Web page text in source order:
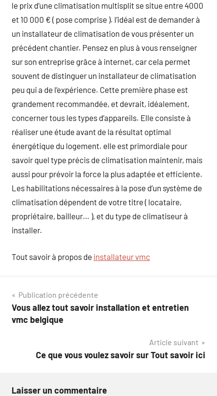
le prix d’une climatisation multisplit se situe entre 4000
et 10 000 € ( pose comprise ). l’idéal est de demander à
un installateur de climatisation de vous présenter un
précédent chantier. Pensez en plus à vous renseigner
sur son entreprise grâce à internet, car cela permet
souvent de distinguer un installateur de climatisation
peu qui a de l’expérience. Cette première phase est
grandement recommandée, et devrait, idéalement,
concerner tous les types d’appareils. Elle consiste à
réaliser une étude avant de la résultat optimal
énergétique du logement. elle est primordiale pour
savoir quel type précis de climatisation maintenir, mais
aussi pour prévoir la force la plus adaptée et efficiente.
Les habilitations nécessaires à la pose d’un système de
climatisation dépendent de votre titre ( locataire,
propriétaire, bailleur… ), et du type de climatiseur à
installer.
Tout savoir à propos de installateur vmc
Navigation
de
Publication précédente
Vous allez tout savoir installation et entretien
vmc belgique
Article suivant
Ce que vous voulez savoir sur Tout savoir ici
Laisser un commentaire